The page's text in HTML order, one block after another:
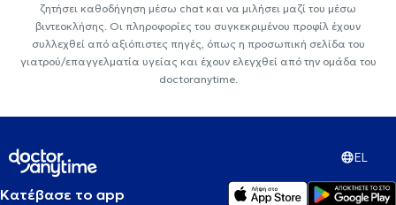
ζητήσει καθοδήγηση μέσω chat και να μιλήσει μαζί του μέσω
βιντεοκλήσης. Οι πληροφορίες του συγκεκριμένου προφίλ έχουν
συλλεχθεί από αξιόπιστες πηγές, όπως η προσωπική σελίδα του
γιατρού/επαγγελματία υγείας και έχουν ελεγχθεί από την ομάδα του
doctoranytime.
EL
Κατέβασε το app